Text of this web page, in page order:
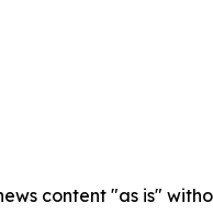
content "as is"